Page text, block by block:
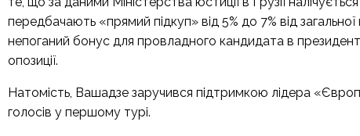
передбачають «прямий підкуп» від 5% до 7% від
непоганий бонус для провладного кандидата в
опозиції.
Натомість, Вашадзе заручився підтримкою лідера
голосів у першому турі.